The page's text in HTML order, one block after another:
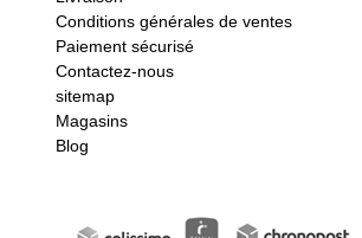
Conditions générales de ventes
Paiement sécurisé
Contactez-nous
sitemap
Magasins
Blog